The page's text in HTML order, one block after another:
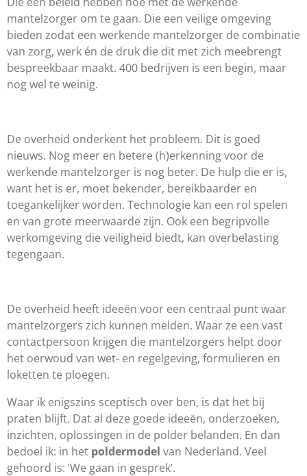
mantelzorger om te gaan. Die een veilige omgeving
bieden zodat een werkende mantelzorger de combinatie
van zorg, werk én de druk die dit met zich meebrengt
bespreekbaar maakt. 400 bedrijven is een begin, maar
nog wel te weinig.
De overheid onderkent het probleem. Dit is goed
nieuws. Nog meer en betere (h)erkenning voor de
werkende mantelzorger is nog beter. De hulp die er is,
want het is er, moet bekender, bereikbaarder en
toegankelijker worden. Technologie kan een rol spelen
en van grote meerwaarde zijn. Ook een begripvolle
werkomgeving die veiligheid biedt, kan overbelasting
tegengaan.
De overheid heeft ideeën voor een centraal punt waar
mantelzorgers zich kunnen melden. Waar ze een vast
contactpersoon krijgen die mantelzorgers helpt door
het oerwoud van wet- en regelgeving, formulieren en
loketten te ploegen.
Waar ik enigszins sceptisch over ben, is dat het bij
praten blijft. Dat al deze goede ideeën, onderzoeken,
inzichten, oplossingen in de polder belanden. En dan
bedoel ik: in het poldermodel van Nederland. Veel
gehoord is: ‘We gaan in gesprek’.